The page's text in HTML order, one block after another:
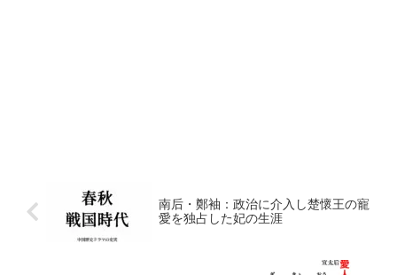
南后・鄭袖：政治に介入し楚懷王の寵
愛を独占した妃の生涯